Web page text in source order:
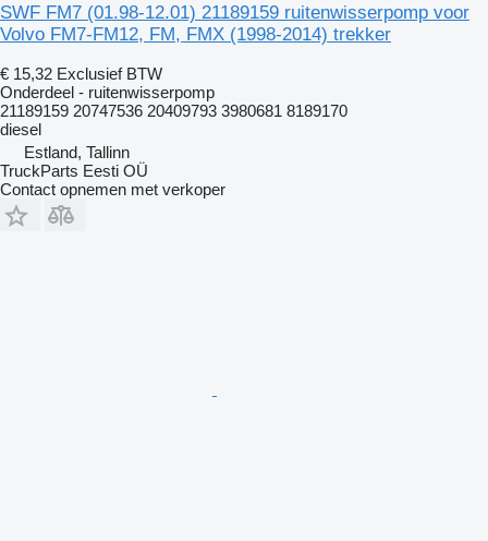
SWF FM7 (01.98-12.01) 21189159 ruitenwisserpomp voor
Volvo FM7-FM12, FM, FMX (1998-2014) trekker
€ 15,32 Exclusief BTW
Onderdeel - ruitenwisserpomp
21189159 20747536 20409793 3980681 8189170
diesel
Estland, Tallinn
TruckParts Eesti OÜ
Contact opnemen met verkoper